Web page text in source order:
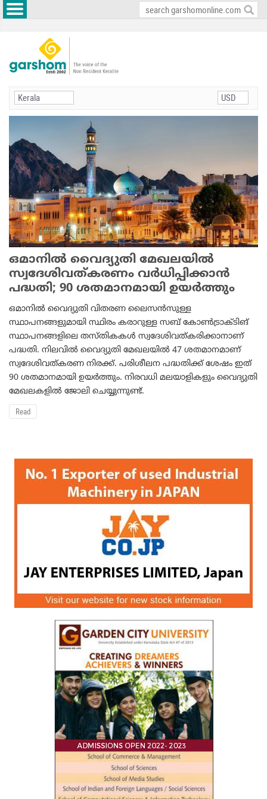
ഒമാനില്‍ വൈദ്യുതി മേഖലയില്‍
സ്വദേശിവത്കരണം വര്‍ധിപ്പിക്കാന്‍
പദ്ധതി; 90 ശതമാനമായി ഉയര്‍ത്തും
ഒമാനില്‍ വൈദ്യുതി വിതരണ ലൈസന്‍സുള്ള
സ്ഥാപനങ്ങളുമായി സ്ഥിരം കരാറുള്ള സബ് കോണ്‍ട്രാക്ടിങ്
സ്ഥാപനങ്ങളിലെ തസ്തികകള്‍ സ്വദേശിവത്കരിക്കാനാണ്
പദ്ധതി. നിലവില്‍ വൈദ്യുതി മേഖലയില്‍ 47 ശതമാനമാണ്
സ്വദേശിവത്കരണ നിരക്ക്. പരിശീലന പദ്ധതിക്ക് ശേഷം ഇത്
90 ശതമാനമായി ഉയര്‍ത്തും. നിരവധി മലയാളികളും വൈദ്യുതി
മേഖലകളില്‍ ജോലി ചെയ്യുന്നുണ്ട്.
Read